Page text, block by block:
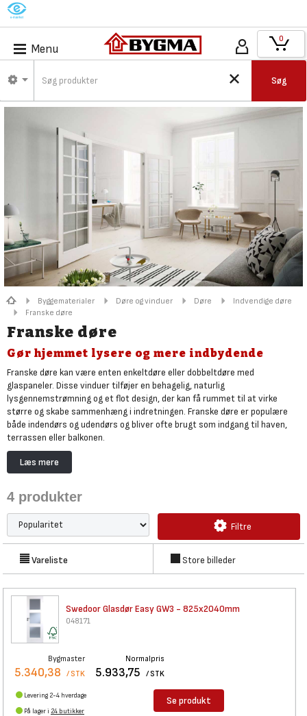
M
Menu
Søg
0
Byggematerialer Døre og vinduer Døre
Indvendige døre
Franske døre
Franske døre
Gør hjemmet lysere og mere indbydende
Franske døre kan være enten enkeltdøre eller dobbeltdøre med
glaspaneler. Disse vinduer tilføjer en behagelig, naturlig
lysgennemstrømning og et flot design, der kan få rummet til at virke
større og skabe sammenhæng i indretningen. Franske døre er populære
både indendørs og udendørs og bliver ofte brugt som indgang til haven,
terrassen eller balkonen.
Glaspanelerne i franske døre hjælper ikke kun med at forbinde rummene,
men kan også få mindre rum til at fremstå større. Hvis du ønsker en flot,
lysindfald og udtryk, bør du vælge en fransk dør med smukke fyldninger.
indgang til din have, er en fransk dør det perfekte valg for dig.
Gør dit hjem endnu mere indbydende og stilfuldt med franske døre.
Læs mere
4 produkter
Filtre
Vareliste Store billeder
Swedoor Glasdør Easy GW3 - 825x2040mm
048171
Bygmaster
5.340,38 / STK
Normalpris
5.933,75 / STK
Levering 2-4 hverdage
På lager i 24 butikker
Se produkt